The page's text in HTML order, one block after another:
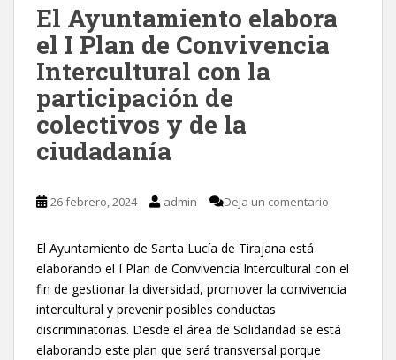
El Ayuntamiento elabora
el I Plan de Convivencia
Intercultural con la
participación de
colectivos y de la
ciudadanía
26 febrero, 2024 admin Deja un comentario
El Ayuntamiento de Santa Lucía de Tirajana está
elaborando el I Plan de Convivencia Intercultural con el
fin de gestionar la diversidad, promover la convivencia
intercultural y prevenir posibles conductas
discriminatorias. Desde el área de Solidaridad se está
elaborando este plan que será transversal porque